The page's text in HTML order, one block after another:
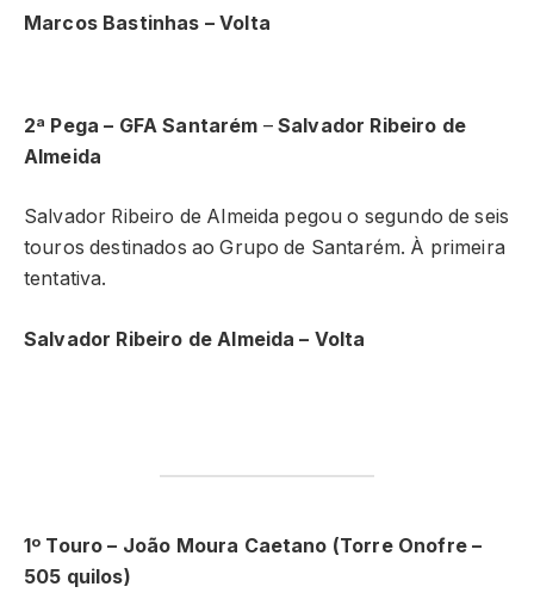
Marcos Bastinhas – Volta
2ª Pega – GFA Santarém – Salvador Ribeiro de
Almeida
Salvador Ribeiro de Almeida pegou o segundo de seis
touros destinados ao Grupo de Santarém. À primeira
tentativa.
Salvador Ribeiro de Almeida – Volta
1º Touro – João Moura Caetano (Torre Onofre –
505 quilos)